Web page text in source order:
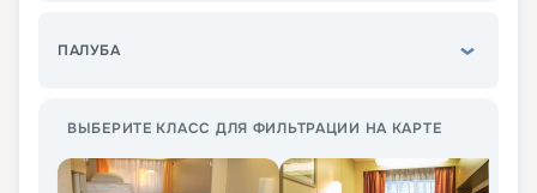
ПАЛУБА
ВЫБЕРИТЕ КЛАСС ДЛЯ ФИЛЬТРАЦИИ НА КАРТЕ